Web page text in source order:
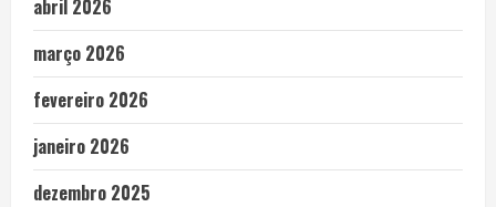
abril 2026
março 2026
fevereiro 2026
janeiro 2026
dezembro 2025